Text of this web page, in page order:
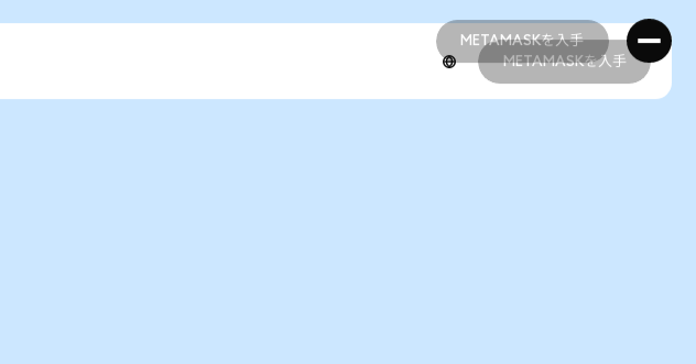
METAMASKを入手
METAMASKを入手
METAMASKを入手